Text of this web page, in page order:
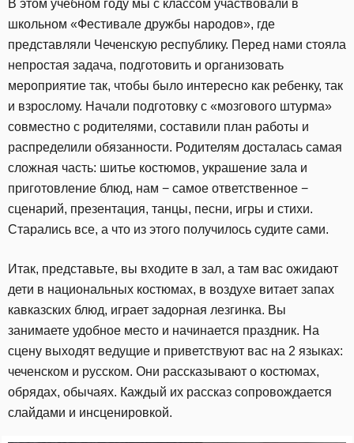
В этом учебном году мы с классом участвовали в
школьном «Фестивале дружбы народов», где
представляли Чеченскую республику. Перед нами стояла
непростая задача, подготовить и организовать
мероприятие так, чтобы было интересно как ребенку, так
и взрослому. Начали подготовку с «мозгового штурма»
совместно с родителями, составили план работы и
распределили обязанности. Родителям досталась самая
сложная часть: шитье костюмов, украшение зала и
приготовление блюд, нам − самое ответственное −
сценарий, презентация, танцы, песни, игры и стихи.
Старались все, а что из этого получилось судите сами.
Итак, представьте, вы входите в зал, а там вас ожидают
дети в национальных костюмах, в воздухе витает запах
кавказских блюд, играет задорная лезгинка. Вы
занимаете удобное место и начинается праздник. На
сцену выходят ведущие и приветствуют вас на 2 языках:
чеченском и русском. Они рассказывают о костюмах,
обрядах, обычаях. Каждый их рассказ сопровождается
слайдами и инсценировкой.